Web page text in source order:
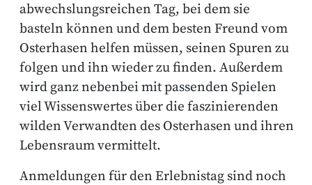
abwechslungsreichen Tag, bei dem sie
basteln können und dem besten Freund vom
Osterhasen helfen müssen, seinen Spuren zu
folgen und ihn wieder zu finden. Außerdem
wird ganz nebenbei mit passenden Spielen
viel Wissenswertes über die faszinierenden
wilden Verwandten des Osterhasen und ihren
Lebensraum vermittelt.
Anmeldungen für den Erlebnistag sind noch